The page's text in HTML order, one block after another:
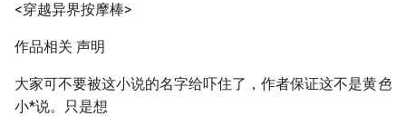
<穿越异界按摩棒>
作品相关 声明
大家可不要被这小说的名字给吓住了，作者保证这不是黄色
小*说。只是想